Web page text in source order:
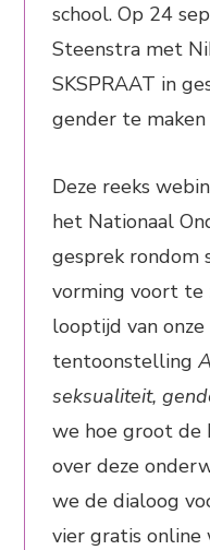
school. Op 24
Steenstra met
SKSPRAAT in
gender te
Deze reeks
het Nationaal
gesprek rondom
vorming voort te
looptijd van onze
tentoonstelling
seksualiteit,
we hoe groot de
over deze
we de dialoog
vier gratis online